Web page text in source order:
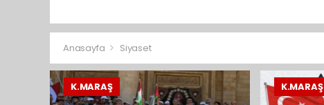
Anasayfa Siyaset
K.MARAŞ K.MARAŞ